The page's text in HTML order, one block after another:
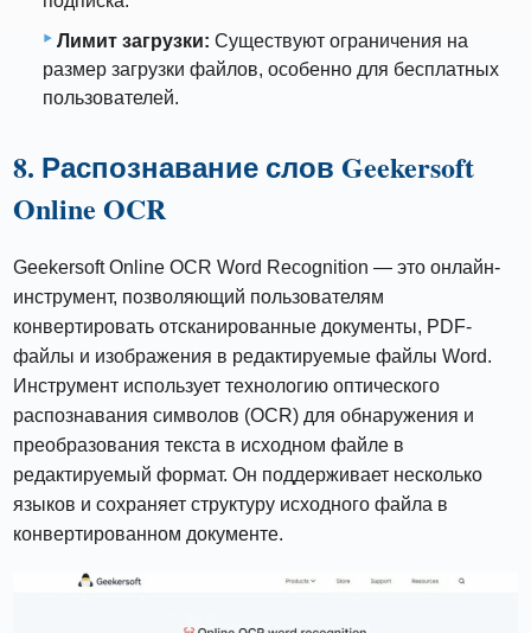
Лимит загрузки: Существуют ограничения на
размер загрузки файлов, особенно для бесплатных
пользователей.
8. Распознавание слов Geekersoft
Online OCR
Geekersoft Online OCR Word Recognition — это онлайн-
инструмент, позволяющий пользователям
конвертировать отсканированные документы, PDF-
файлы и изображения в редактируемые файлы Word.
Инструмент использует технологию оптического
распознавания символов (OCR) для обнаружения и
преобразования текста в исходном файле в
редактируемый формат. Он поддерживает несколько
языков и сохраняет структуру исходного файла в
конвертированном документе.